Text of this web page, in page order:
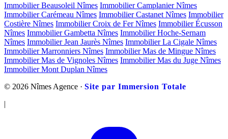
Immobilier Beausoleil Nîmes Immobilier Camplanier Nîmes
Immobilier Carémeau Nîmes Immobilier Castanet Nîmes Immobilier
Costière Nîmes Immobilier Croix de Fer Nîmes Immobilier Écusson
Nîmes Immobilier Gambetta Nîmes Immobilier Hoche-Sernam
Nîmes Immobilier Jean Jaurès Nîmes Immobilier La Cigale Nîmes
Immobilier Marronniers Nîmes Immobilier Mas de Mingue Nîmes
Immobilier Mas de Vignoles Nîmes Immobilier Mas du Juge Nîmes
Immobilier Mont Duplan Nîmes
© 2026 Nîmes Agence · Site par Immersion Totale
|